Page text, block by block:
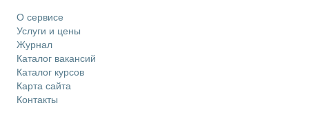
О сервисе
Услуги и цены
Журнал
Каталог вакансий
Каталог курсов
Карта сайта
Контакты